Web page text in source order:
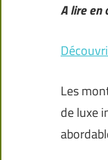
A lire en
Les
de luxe